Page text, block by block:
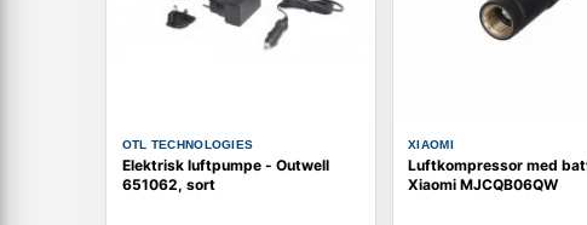
OTL TECHNOLOGIES
Elektrisk luftpumpe - Outwell
651062, sort
XIAOMI
Luftkompressor med
Xiaomi MJCQB06QW